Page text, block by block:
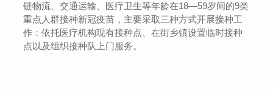
链物流、交通运输、医疗卫生等年龄在18—59岁间的9类
重点人群接种新冠疫苗，主要采取三种方式开展接种工
作：依托医疗机构现有接种点、在街乡镇设置临时接种
点以及组织接种队上门服务。